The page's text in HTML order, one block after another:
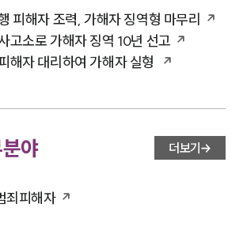
피해자 조력, 가해자 징역형 마무리
고소로 가해자 징역 10년 선고
해자 대리하여 가해자 실형
야 더보기
죄피해자